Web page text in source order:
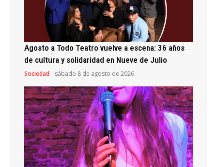
Agosto a Todo Teatro vuelve a escena: 36 años
de cultura y solidaridad en Nueve de Julio
Sociedad sábado 8 de agosto de 2026